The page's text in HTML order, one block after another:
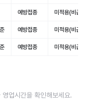
예방접종 미적용(비급여)
예방접종 미적용(비급여)
예방접종 미적용(비급여)
영업시간을 확인해보세요.